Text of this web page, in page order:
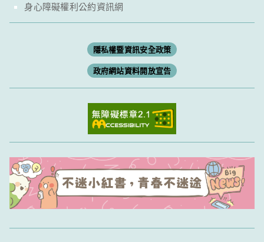
身心障礙權利公約資訊網
隱私權暨資訊安全政策
政府網站資料開放宣告